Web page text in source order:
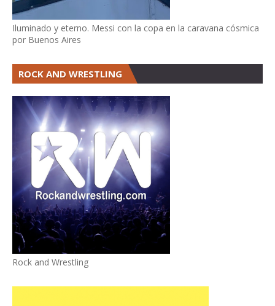
Iluminado y eterno. Messi con la copa en la caravana cósmica
por Buenos Aires
ROCK AND WRESTLING
Rock and Wrestling